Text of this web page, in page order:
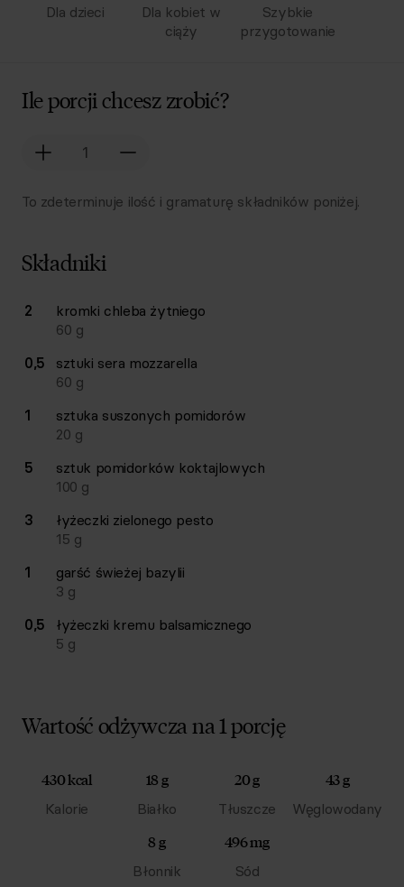
Dla dzieci
Dla kobiet w
ciąży
Szybkie
przygotowanie
Ile porcji chcesz zrobić?
To zdeterminuje ilość i gramaturę składników poniżej.
Składniki
Lista składników przepisu z ilościami i wagami
Ilość Składnik
2 kromki chleba żytniego
60 g
0,5
sztuki sera mozzarella
60 g
1
sztuka suszonych pomidorów
20 g
5
sztuk pomidorków koktajlowych
100 g
3
łyżeczki zielonego pesto
15 g
1
garść świeżej bazylii
3 g
0,5
łyżeczki kremu balsamicznego
5 g
Wartość odżywcza na 1 porcję
430 kcal
Kalorie
18 g
Białko
20 g
Tłuszcze
43 g
Węglowodany
8 g
Błonnik
496 mg
Sód